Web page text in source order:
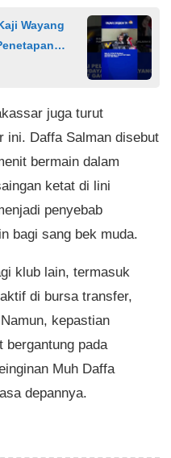
Wayang
juga turut
ini. Daffa Salman disebut
bermain dalam
ketat di lini
penyebab
bagi sang bek muda.
klub lain, termasuk
di bursa transfer,
kepastian
bergantung pada
Muh Daffa
depannya.